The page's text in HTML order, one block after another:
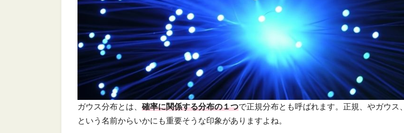
ガウス分布とは、 確率に関係する分布の１つで正規分布とも呼ばれます。正規、やガウス、
という名前からいかにも重要そうな印象がありますよね。